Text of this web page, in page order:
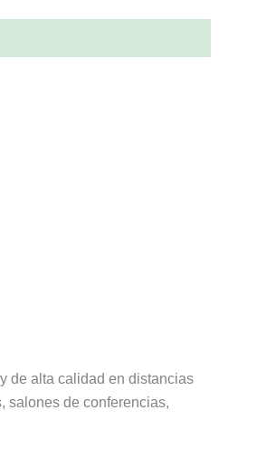
de alta calidad en distancias
salones de conferencias,